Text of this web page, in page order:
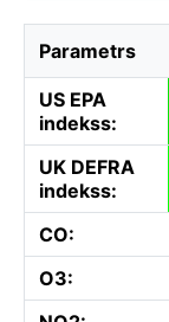
Parametrs
US EPA
indekss:
UK DEFRA
indekss:
CO:
O3: